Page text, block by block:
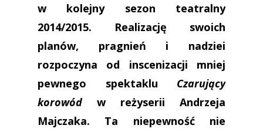
w kolejny sezon teatralny
2014/2015. Realizację swoich
planów, pragnień i nadziei
rozpoczyna od inscenizacji mniej
pewnego spektaklu Czarujący
korowódw reżyserii Andrzeja
Majczaka. Ta niepewność nie